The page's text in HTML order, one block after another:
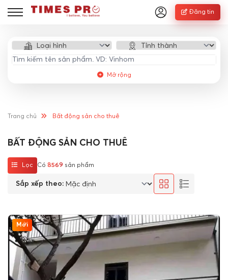
Đăng tin
Mở rộng
Trang chủ Bất động sản cho thuê
BẤT ĐỘNG SẢN CHO THUÊ
Lọc Có 8569 sản phẩm
Sắp xếp theo:
Mới